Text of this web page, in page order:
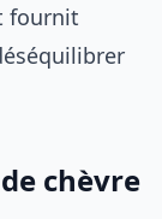
fournit
chèvre